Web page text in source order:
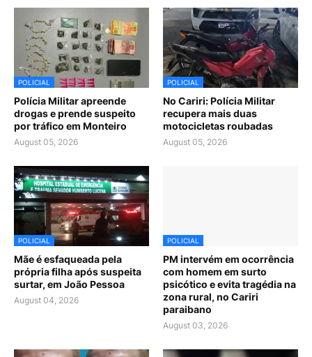
POLICIAL
Polícia Militar apreende
drogas e prende suspeito
por tráfico em Monteiro
August 05, 2026
POLICIAL
No Cariri: Polícia Militar
recupera mais duas
motocicletas roubadas
August 05, 2026
POLICIAL
Mãe é esfaqueada pela
própria filha após suspeita
surtar, em João Pessoa
August 04, 2026
POLICIAL
PM intervém em ocorrência
com homem em surto
psicótico e evita tragédia na
zona rural, no Cariri
paraibano
August 03, 2026